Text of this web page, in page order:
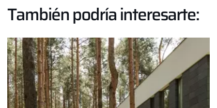
También podría interesarte: